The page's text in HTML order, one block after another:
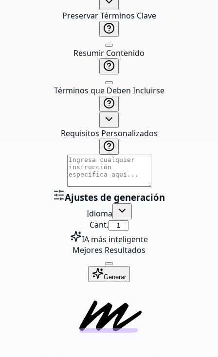
Preservar Términos Clave
Resumir Contenido
Términos que Deben Incluirse
Requisitos Personalizados
Ajustes de generación
Idioma
Cant.
IA más inteligente
Mejores Resultados
Generar